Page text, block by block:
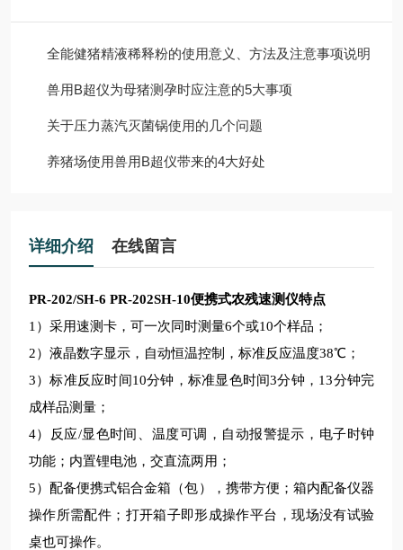
全能健猪精液稀释粉的使用意义、方法及注意事项说明
兽用B超仪为母猪测孕时应注意的5大事项
关于压力蒸汽灭菌锅使用的几个问题
养猪场使用兽用B超仪带来的4大好处
详细介绍 在线留言
PR-202/SH-6 PR-202SH-10便携式农残速测仪特点
1 ）采用速测卡，可一次同时测量6个或10个样品；
2）液晶数字显示，自动恒温控制，标准反应温度38℃；
3）标准反应时间10分钟，标准显色时间3分钟，13分钟完
成样品测量；
4）反应/显色时间、温度可调，自动报警提示，电子时钟
功能； 内置锂电池，交直流两用；
5）配备便携式铝合金箱（包），携带方便；箱内配备仪器
操作所需配件；打开箱子即形成操作平台，现场没有试验
桌也可操作。